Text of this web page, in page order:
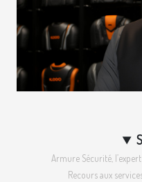
Armure Sécurité,
Recours aux